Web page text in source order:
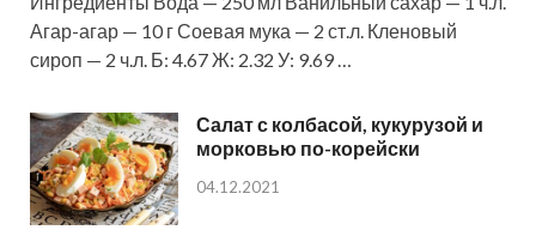
Агар-агар — 10 г Соевая мука — 2 ст.л. Кленовый
сироп — 2 ч.л. Б: 4.67 Ж: 2.32 У: 9.69 …
Салат с колбасой, кукурузой и
морковью по-корейски
04.12.2021